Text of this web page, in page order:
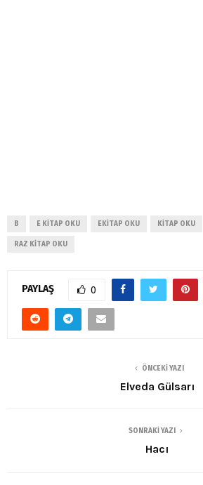
B E KITAP OKU EKITAP OKU KITAP OKU
RAZ KITAP OKU
PAYLAŞ 0
ÖNCEKI YAZI
Elveda Gülsarı
SONRAKI YAZI
Hacı